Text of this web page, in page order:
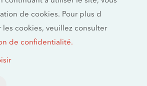
de cookies. Pour plus d
les cookies, veuillez consulter
de confidentialité.